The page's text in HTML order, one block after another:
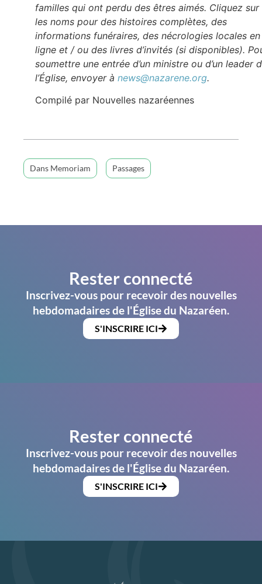
familles qui ont perdu des êtres aimés. Cliquez sur
les noms pour des histoires complètes, des
informations funéraires, des nécrologies locales en
ligne et / ou des livres d’invités (si disponibles).
soumettre une entrée d’un ministre ou d’un leader
l’Église, envoyer à news@nazarene.org.
Compilé par Nouvelles nazaréennes
Dans Memoriam Passages
Rester connecté
Inscrivez-vous pour recevoir des nouvelles
hebdomadaires de l'Église du Nazaréen.
S'INSCRIRE ICI
Rester connecté
Inscrivez-vous pour recevoir des nouvelles
hebdomadaires de l'Église du Nazaréen.
S'INSCRIRE ICI